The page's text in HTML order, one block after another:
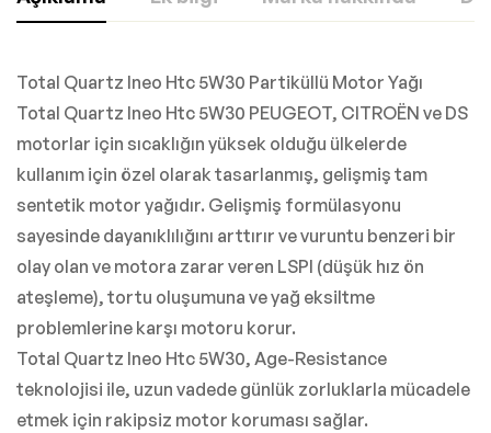
Total Quartz Ineo Htc 5W30 Partiküllü Motor Yağı
Total Quartz Ineo Htc 5W30 PEUGEOT, CITROËN ve DS
motorlar için sıcaklığın yüksek olduğu ülkelerde
kullanım için özel olarak tasarlanmış, gelişmiş tam
sentetik motor yağıdır. Gelişmiş formülasyonu
sayesinde dayanıklılığını arttırır ve vuruntu benzeri bir
olay olan ve motora zarar veren LSPI (düşük hız ön
ateşleme), tortu oluşumuna ve yağ eksiltme
problemlerine karşı motoru korur.
Total Quartz Ineo Htc 5W30, Age-Resistance
teknolojisi ile, uzun vadede günlük zorluklarla mücadele
etmek için rakipsiz motor koruması sağlar.